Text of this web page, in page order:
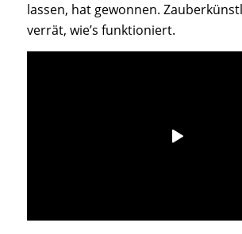
lassen, hat gewonnen.
verrät, wie’s funktioniert.